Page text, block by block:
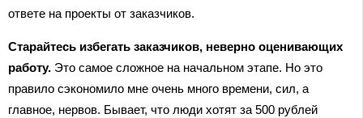
ответе на проекты от заказчиков.
Старайтесь избегать заказчиков, неверно оценивающих
работу. Это самое сложное на начальном этапе. Но это
правило сэкономило мне очень много времени, сил, а
главное, нервов. Бывает, что люди хотят за 500 рублей